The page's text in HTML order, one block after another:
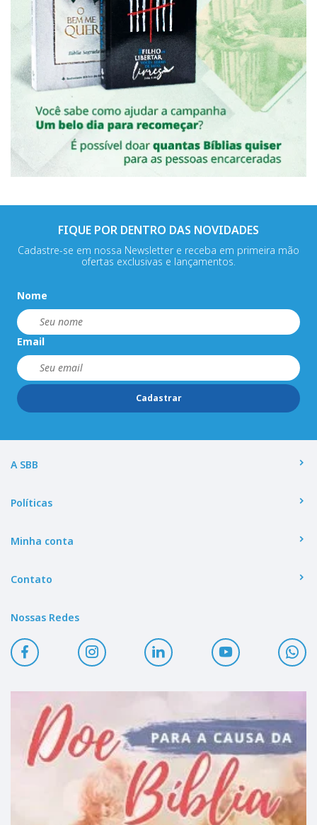
FIQUE POR DENTRO DAS NOVIDADES
Cadastre-se em nossa Newsletter e receba em primeira mão
ofertas exclusivas e lançamentos.
Nome
Email
Cadastrar
A SBB
Políticas
Minha conta
Contato
Nossas Redes